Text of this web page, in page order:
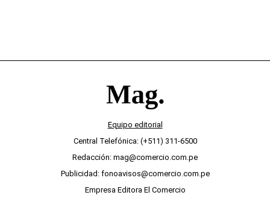
Equipo editorial
Central Telefónica: (+511) 311-6500
Redacción: mag@comercio.com.pe
Publicidad: fonoavisos@comercio.com.pe
Empresa Editora El Comercio